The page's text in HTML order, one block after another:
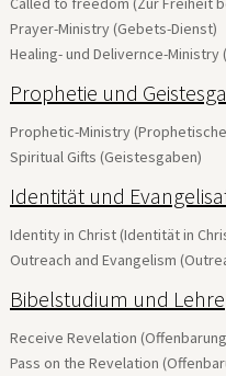
Prayer-Ministry (Gebets-Dienst)
Healing- und Delivernce-
Prophetie und
Prophetic-Ministry
Spiritual Gifts (Geistesgaben)
Identität und
Identity in Christ (Identität in
Outreach and Evangelism
Bibelstudium und Lehre
Receive Revelation
Pass on the Revelation